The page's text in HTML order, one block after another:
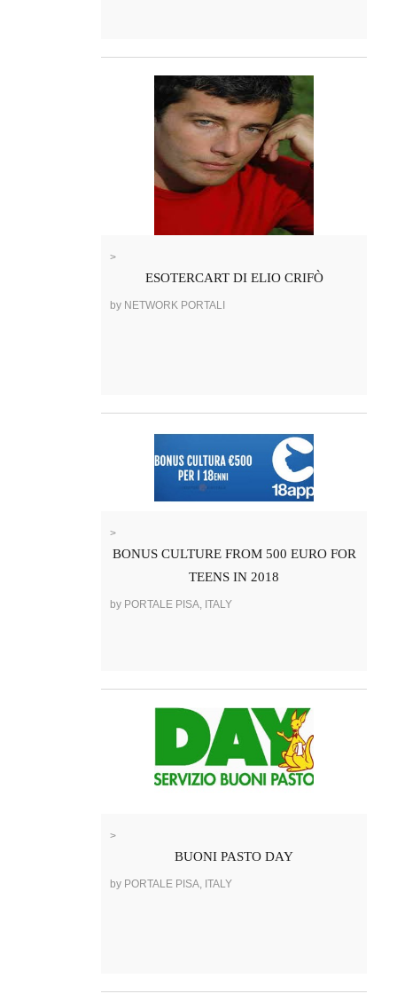
>
ESOTERCART DI ELIO CRIFÒ
by NETWORK PORTALI
>
BONUS CULTURE FROM 500 EURO FOR
TEENS IN 2018
by PORTALE PISA, ITALY
>
BUONI PASTO DAY
by PORTALE PISA, ITALY